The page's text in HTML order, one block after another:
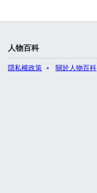
人物百科
隱私權政策 關於人物百科